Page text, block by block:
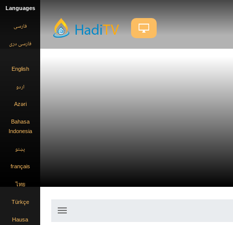
Languages
فارسی
فارسى درى
English
اردو
Azəri
Bahasa
Indonesia
پښتو
français
ไทย
Türkçe
Hausa
menu